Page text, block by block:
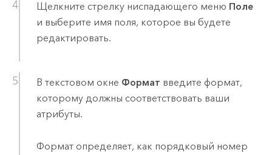
Щелкните стрелку ниспадающего меню Поле
и выберите имя поля, которое вы будете
редактировать.
В текстовом окне Формат введите формат,
которому должны соответствовать ваши
атрибуты.
Формат определяет, как порядковый номер